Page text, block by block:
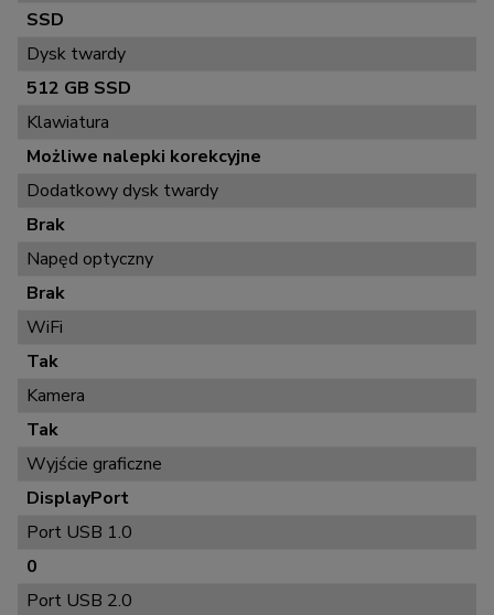
SSD
Dysk twardy
512 GB SSD
Klawiatura
Możliwe nalepki korekcyjne
Dodatkowy dysk twardy
Brak
Napęd optyczny
Brak
WiFi
Tak
Kamera
Tak
Wyjście graficzne
DisplayPort
Port USB 1.0
0
Port USB 2.0